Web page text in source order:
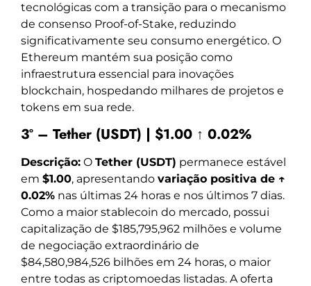
tecnológicas com a transição para o mecanismo
de consenso Proof-of-Stake, reduzindo
significativamente seu consumo energético. O
Ethereum mantém sua posição como
infraestrutura essencial para inovações
blockchain, hospedando milhares de projetos e
tokens em sua rede.
3º – Tether (USDT) | $1.00 ↑ 0.02%
Descrição: O Tether (USDT) permanece estável
em $1.00, apresentando variação positiva de ↑
0.02% nas últimas 24 horas e nos últimos 7 dias.
Como a maior stablecoin do mercado, possui
capitalização de $185,795,962 milhões e volume
de negociação extraordinário de
$84,580,984,526 bilhões em 24 horas, o maior
entre todas as criptomoedas listadas. A oferta